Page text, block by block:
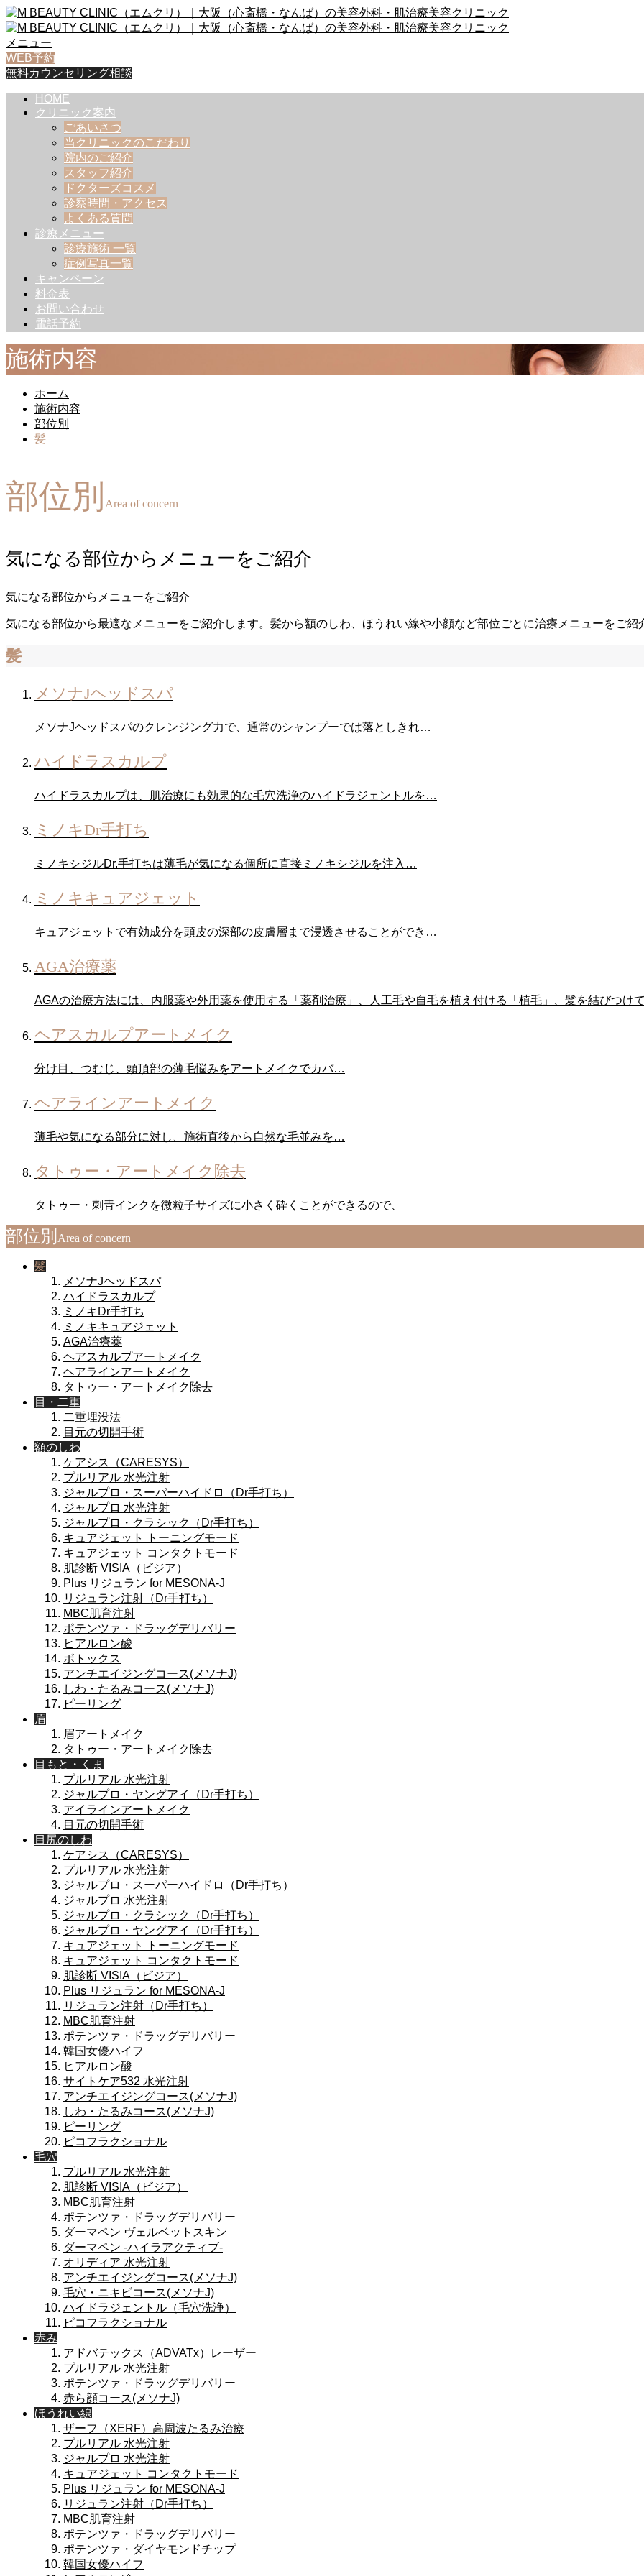
メニュー
WEB予約
無料カウンセリング相談
HOME
クリニック案内
ごあいさつ
当クリニックのこだわり
院内のご紹介
スタッフ紹介
ドクターズコスメ
診察時間・アクセス
よくある質問
診療メニュー
診療施術 一覧
症例写真一覧
キャンペーン
料金表
お問い合わせ
電話予約
施術内容
ホーム
施術内容
部位別
髪
部位別 Area of ​​concern
気になる部位からメニューをご紹介
気になる部位からメニューをご紹介
気になる部位から最適なメニューをご紹介します。髪から額のしわ、ほうれい線や小顔など部位ごとに治療メニューをご紹
髪
メソナJヘッドスパ
メソナJヘッドスパのクレンジング力で、通常のシャンプーでは落としきれ…
ハイドラスカルプ
ハイドラスカルプは、肌治療にも効果的な毛穴洗浄のハイドラジェントルを…
ミノキDr手打ち
ミノキシジルDr.手打ちは薄毛が気になる個所に直接ミノキシジルを注入…
ミノキキュアジェット
キュアジェットで有効成分を頭皮の深部の皮膚層まで浸透させることができ…
AGA治療薬
AGAの治療方法には、内服薬や外用薬を使用する「薬剤治療」、人工毛や自毛を植え付ける「植毛」、髪を結びつけ
ヘアスカルプアートメイク
分け目、つむじ、頭頂部の薄毛悩みをアートメイクでカバ…
ヘアラインアートメイク
薄毛や気になる部分に対し、施術直後から自然な毛並みを…
タトゥー・アートメイク除去
タトゥー・刺青インクを微粒子サイズに小さく砕くことができるので、
部位別 Area of ​​concern
髪
メソナJヘッドスパ
ハイドラスカルプ
ミノキDr手打ち
ミノキキュアジェット
AGA治療薬
ヘアスカルプアートメイク
ヘアラインアートメイク
タトゥー・アートメイク除去
目・二重
二重埋没法
目元の切開手術
額のしわ
ケアシス（CARESYS）
プルリアル 水光注射
ジャルプロ・スーパーハイドロ（Dr手打ち）
ジャルプロ 水光注射
ジャルプロ・クラシック（Dr手打ち）
キュアジェット トーニングモード
キュアジェット コンタクトモード
肌診断 VISIA（ビジア）
Plus リジュラン for MESONA-J
リジュラン注射（Dr手打ち）
MBC肌育注射
ポテンツァ・ドラッグデリバリー
ヒアルロン酸
ボトックス
アンチエイジングコース(メソナJ)
しわ・たるみコース(メソナJ)
ピーリング
眉
眉アートメイク
タトゥー・アートメイク除去
目もと・くま
プルリアル 水光注射
ジャルプロ・ヤングアイ（Dr手打ち）
アイラインアートメイク
目元の切開手術
目尻のしわ
ケアシス（CARESYS）
プルリアル 水光注射
ジャルプロ・スーパーハイドロ（Dr手打ち）
ジャルプロ 水光注射
ジャルプロ・クラシック（Dr手打ち）
ジャルプロ・ヤングアイ（Dr手打ち）
キュアジェット トーニングモード
キュアジェット コンタクトモード
肌診断 VISIA（ビジア）
Plus リジュラン for MESONA-J
リジュラン注射（Dr手打ち）
MBC肌育注射
ポテンツァ・ドラッグデリバリー
韓国女優ハイフ
ヒアルロン酸
サイトケア532 水光注射
アンチエイジングコース(メソナJ)
しわ・たるみコース(メソナJ)
ピーリング
ピコフラクショナル
毛穴
プルリアル 水光注射
肌診断 VISIA（ビジア）
MBC肌育注射
ポテンツァ・ドラッグデリバリー
ダーマペン ヴェルベットスキン
ダーマペン -ハイラアクティブ-
オリディア 水光注射
アンチエイジングコース(メソナJ)
毛穴・ニキビコース(メソナJ)
ハイドラジェントル（毛穴洗浄）
ピコフラクショナル
赤み
アドバテックス（ADVATx）レーザー
プルリアル 水光注射
ポテンツァ・ドラッグデリバリー
赤ら顔コース(メソナJ)
ほうれい線
ザーフ（XERF）高周波たるみ治療
プルリアル 水光注射
ジャルプロ 水光注射
キュアジェット コンタクトモード
Plus リジュラン for MESONA-J
リジュラン注射（Dr手打ち）
MBC肌育注射
ポテンツァ・ドラッグデリバリー
ポテンツァ・ダイヤモンドチップ
韓国女優ハイフ